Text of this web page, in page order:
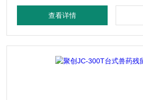
督等部门领域。
查看详情